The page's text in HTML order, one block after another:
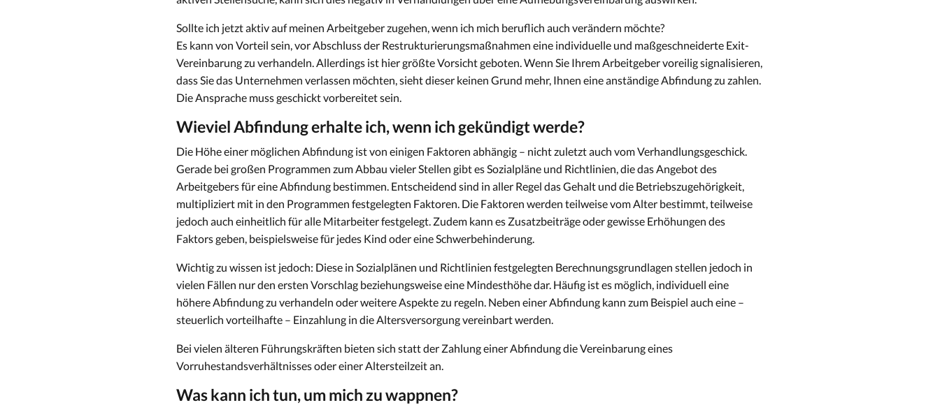
Sollte ich jetzt aktiv auf meinen Arbeitgeber zugehen, wenn ich mich beruflich auch verändern möchte?
Es kann von Vorteil sein, vor Abschluss der Restrukturierungsmaßnahmen eine individuelle und maßgeschneiderte Exit-
Vereinbarung zu verhandeln. Allerdings ist hier größte Vorsicht geboten. Wenn Sie Ihrem Arbeitgeber voreilig signalisieren,
dass Sie das Unternehmen verlassen möchten, sieht dieser keinen Grund mehr, Ihnen eine anständige Abfindung zu zahlen.
Die Ansprache muss geschickt vorbereitet sein.
Wieviel Abfindung erhalte ich, wenn ich gekündigt werde?
Die Höhe einer möglichen Abfindung ist von einigen Faktoren abhängig – nicht zuletzt auch vom Verhandlungsgeschick.
Gerade bei großen Programmen zum Abbau vieler Stellen gibt es Sozialpläne und Richtlinien, die das Angebot des
Arbeitgebers für eine Abfindung bestimmen. Entscheidend sind in aller Regel das Gehalt und die Betriebszugehörigkeit,
multipliziert mit in den Programmen festgelegten Faktoren. Die Faktoren werden teilweise vom Alter bestimmt, teilweise
jedoch auch einheitlich für alle Mitarbeiter festgelegt. Zudem kann es Zusatzbeiträge oder gewisse Erhöhungen des
Faktors geben, beispielsweise für jedes Kind oder eine Schwerbehinderung.
Wichtig zu wissen ist jedoch: Diese in Sozialplänen und Richtlinien festgelegten Berechnungsgrundlagen stellen jedoch in
vielen Fällen nur den ersten Vorschlag beziehungsweise eine Mindesthöhe dar. Häufig ist es möglich, individuell eine
höhere Abfindung zu verhandeln oder weitere Aspekte zu regeln. Neben einer Abfindung kann zum Beispiel auch eine –
steuerlich vorteilhafte – Einzahlung in die Altersversorgung vereinbart werden.
Bei vielen älteren Führungskräften bieten sich statt der Zahlung einer Abfindung die Vereinbarung eines
Vorruhestandsverhältnisses oder einer Altersteilzeit an.
Was kann ich tun, um mich zu wappnen?